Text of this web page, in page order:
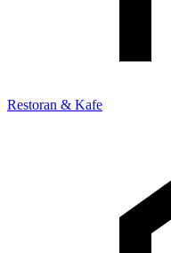
Restoran & Kafe